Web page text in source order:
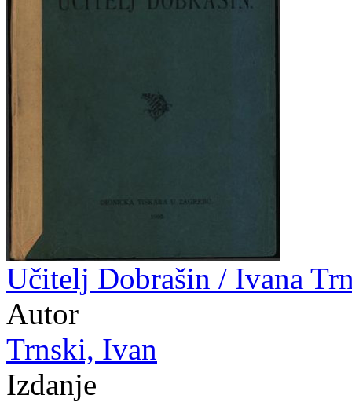
Učitelj Dobrašin / Ivana
Autor
Trnski, Ivan
Izdanje